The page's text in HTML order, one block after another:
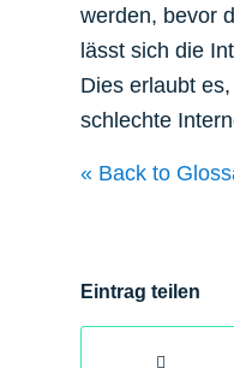
werden, bevor
lässt sich die
Dies erlaubt
schlechte
« Back to
Eintrag teilen